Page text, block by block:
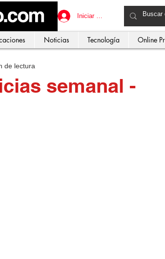
Iniciar sesión
Noticias Tecnología Online
semanal -
de lectura